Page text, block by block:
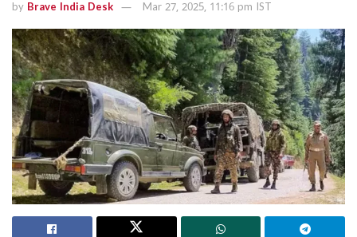
by Brave India Desk Mar 27, 2025, 11:16 pm IST